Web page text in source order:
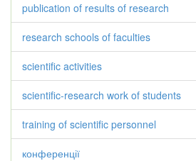
publication of results of research
research schools of faculties
scientific activities
scientific-research work of students
training of scientific personnel
конференції